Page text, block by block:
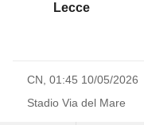
Lecce
CN, 01:45 10/05/2026
Stadio Via del Mare